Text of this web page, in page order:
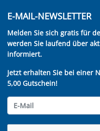
E-MAIL-NEWSLETTER
Melden Sie sich gratis für
werden Sie laufend über
informiert.
Jetzt erhalten Sie bei einer
5,00 Gutschein!